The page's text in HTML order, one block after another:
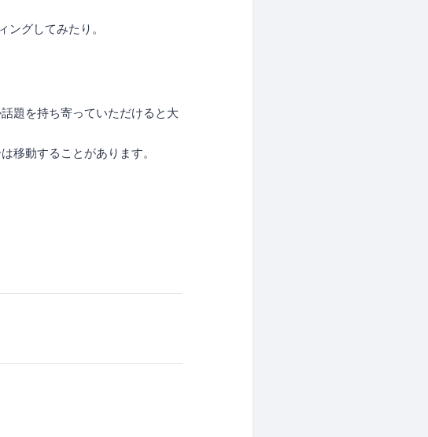
グしてみたり。
題を持ち寄っていただけると大
移動することがあります。